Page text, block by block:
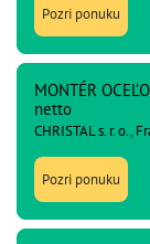
Pozri ponuku
MONTÉR
netto
CHRISTAL s. r. o.,
Pozri ponuku